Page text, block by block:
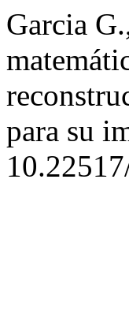
Garcia
para su